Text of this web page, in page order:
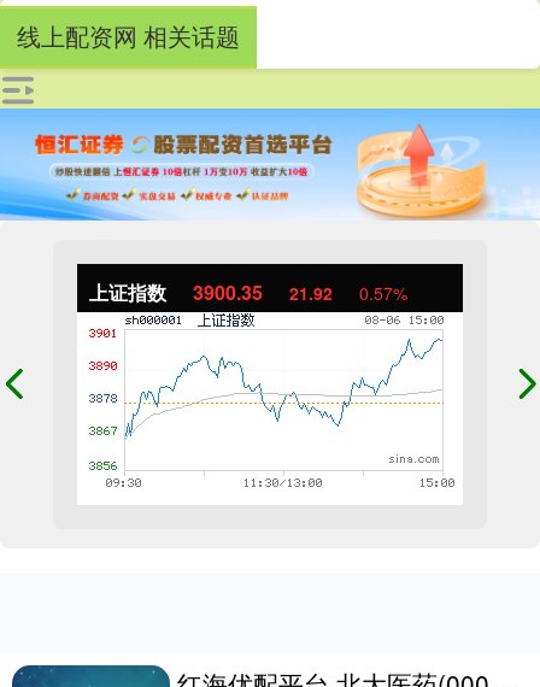
上证指数 3900.35 21.92 0.57%
线上配资网 相关话题